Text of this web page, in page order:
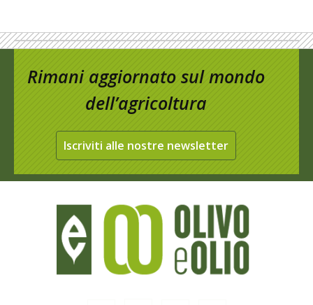
Rimani aggiornato sul mondo
dell’agricoltura
Iscriviti alle nostre newsletter